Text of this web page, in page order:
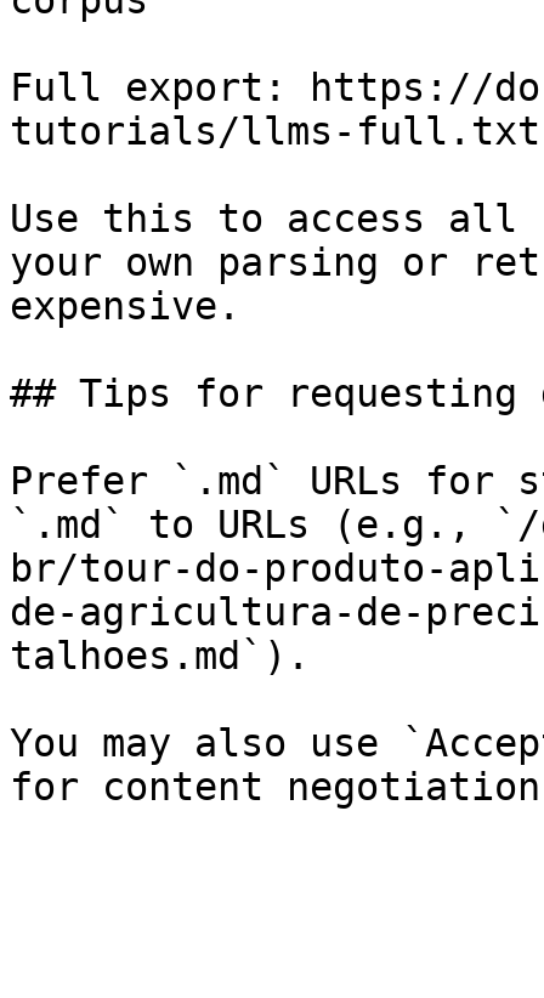
Full export: https://
tutorials/llms-full.txt
Use this to access all
your own parsing or
expensive.
## Tips for requesting
Prefer `.md` URLs for
`.md` to URLs (e.g.,
br/tour-do-produto-
de-agricultura-de-
talhoes.md`).
You may also use